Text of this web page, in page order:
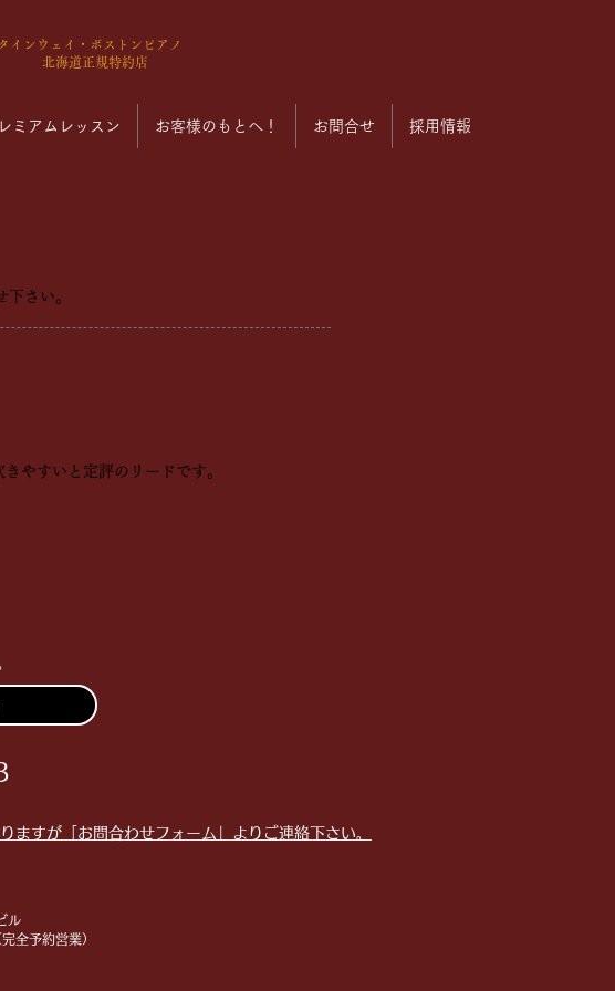
インウェイ・ボストンピアノ
北海道正規特約店
ミアムレッスン お客様のもとへ！ お問合せ 採用情報
さい。
やすいと定評のリードです。
ますが「お問合わせフォーム」よりご連絡下さい。
ル
予約営業）